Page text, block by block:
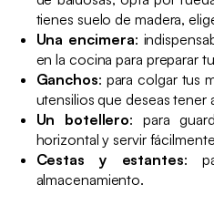
tienes suelo de madera,
Una encimera:
en la cocina para preparar
Ganchos: para colgar tus
utensilios que deseas tener
Un botellero: para
horizontal y servir
Cestas y estantes:
almacenamiento.